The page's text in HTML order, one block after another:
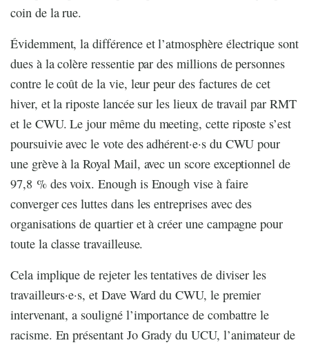
coin de la rue.
Évidemment, la différence et l’atmosphère électrique sont
dues à la colère ressentie par des millions de personnes
contre le coût de la vie, leur peur des factures de cet
hiver, et la riposte lancée sur les lieux de travail par RMT
et le CWU. Le jour même du meeting, cette riposte s’est
poursuivie avec le vote des adhérent·e·s du CWU pour
une grève à la Royal Mail, avec un score exceptionnel de
97,8 % des voix. Enough is Enough vise à faire
converger ces luttes dans les entreprises avec des
organisations de quartier et à créer une campagne pour
toute la classe travailleuse.
Cela implique de rejeter les tentatives de diviser les
travailleurs·e·s, et Dave Ward du CWU, le premier
intervenant, a souligné l’importance de combattre le
racisme. En présentant Jo Grady du UCU, l’animateur de